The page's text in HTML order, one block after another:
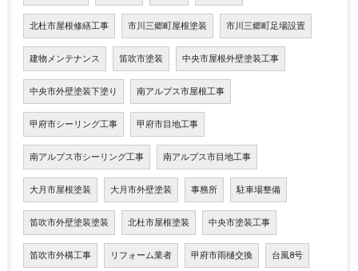
北杜市屋根修繕工事 市川三郷町屋根塗装 市川三郷町足場設置
建物メンテナンス 笛吹市塗装 中央市屋根外壁塗装工事
中央市外壁塗装下塗り 南アルプス市屋根工事
甲府市シーリング工事 甲府市目地工事
南アルプス市シーリング工事 南アルプス市目地工事
大月市屋根塗装 大月市外壁塗装 事務所 駐車場整備
笛吹市外壁塗装塗装 北杜市屋根塗装 中央市塗装工事
笛吹市外構工事 リフォーム業者 甲府市雨樋交換 台風8号